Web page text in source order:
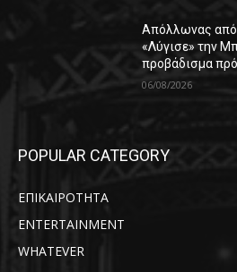
Απόλλωνας από
«Λύγισε» την
προβάδισμα
06/08/2026
POPULAR CATEGORY
ΕΠΙΚΑΙΡΟΤΗΤΑ
ENTERTAINMENT
WHATEVER